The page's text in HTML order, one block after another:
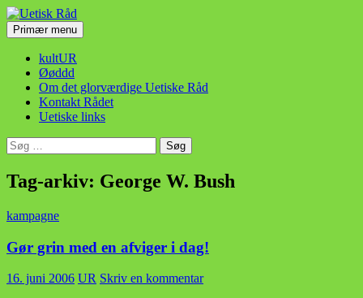
Hop
til
indhold
Uetisk Råd
SøgPrimær menu
kultUR
Øøddd
Om det glorværdige Uetiske Råd
Kontakt Rådet
Uetiske links
Søg
efter:
Tag-arkiv: George W. Bush
kampagne
Gør grin med en afviger i dag!
16. juni 2006 UR Skriv en kommentar